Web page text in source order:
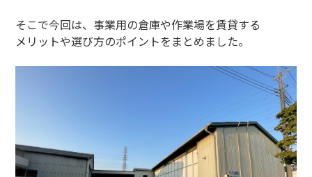
そこで今回は、事業用の倉庫や作業場を賃貸する
メリットや選び方のポイントをまとめました。